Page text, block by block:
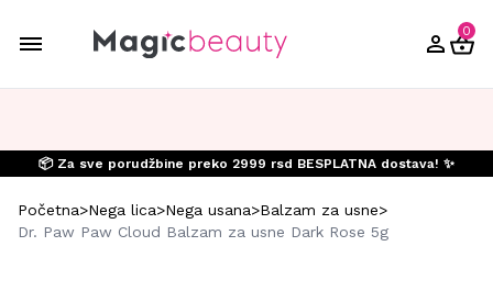
0
📦 Za sve porudžbine preko 2999 rsd BESPLATNA dostava! ✨
Početna>Nega lica>Nega usana>Balzam za usne>
Dr. Paw Paw Cloud Balzam za usne Dark Rose 5g